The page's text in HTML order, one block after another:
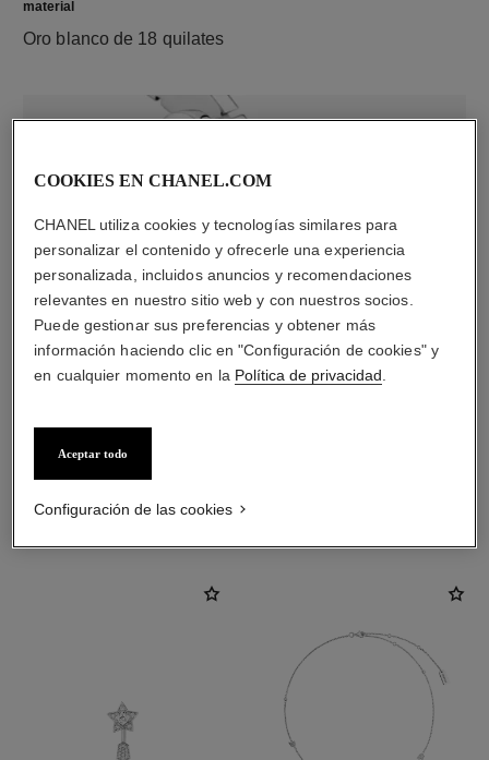
material
Oro blanco de 18 quilates
cierre
Pendientes de clip con varilla desmontable para lóbulos
perforados y no perforados
DESCUBRA TAMBIÉN
COOKIES EN CHANEL.COM
CHANEL utiliza cookies y tecnologías similares para
personalizar el contenido y ofrecerle una experiencia
personalizada, incluidos anuncios y recomendaciones
relevantes en nuestro sitio web y con nuestros socios.
Puede gestionar sus preferencias y obtener más
información haciendo clic en "Configuración de cookies" y
en cualquier momento en la Política de privacidad
Aceptar todo
Configuración de las cookies